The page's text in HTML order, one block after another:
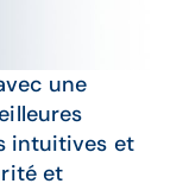
une
intuitives et
et